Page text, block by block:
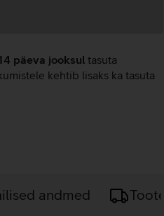
päeva jooksul tasuta
kehtib lisaks ka tasuta
andmed